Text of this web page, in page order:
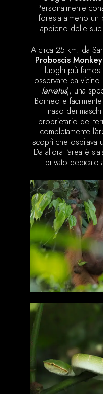
Personalmente
foresta almeno
appieno delle
A circa 25 km. da
Proboscis
luoghi più
osservare da vicino
larvatus), una
Borneo e
naso dei
proprietario del
completamente
scoprì che ospitava
Da allora l'area è
privato dedicato